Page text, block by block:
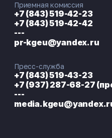
Приемная комиссия
+7 (843) 519-42-23
+7 (843) 519-42-42
---
pr-kgeu@yandex.ru
Пресс-служба
+7 (843) 519-43-23
+7 (937) 287-68-27
---